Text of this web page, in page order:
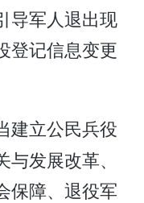
导军人退出现
登记信息变更
建立公民兵役
发展改革、
保障、退役军